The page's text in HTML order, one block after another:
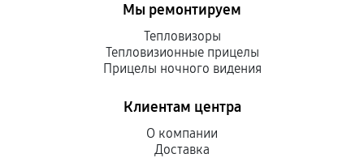
Мы ремонтируем
Тепловизоры
Тепловизионные прицелы
Прицелы ночного видения
Клиентам центра
О компании
Доставка